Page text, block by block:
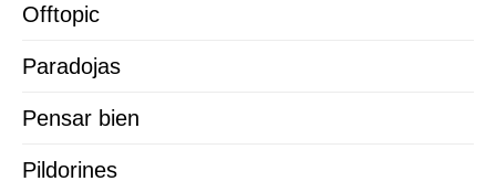
Offtopic
Paradojas
Pensar bien
Pildorines